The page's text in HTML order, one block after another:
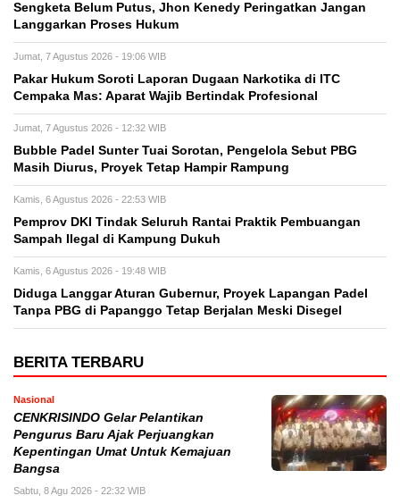
Sengketa Belum Putus, Jhon Kenedy Peringatkan Jangan
Langgarkan Proses Hukum
Jumat, 7 Agustus 2026 - 19:06 WIB
Pakar Hukum Soroti Laporan Dugaan Narkotika di ITC
Cempaka Mas: Aparat Wajib Bertindak Profesional
Jumat, 7 Agustus 2026 - 12:32 WIB
Bubble Padel Sunter Tuai Sorotan, Pengelola Sebut PBG
Masih Diurus, Proyek Tetap Hampir Rampung
Kamis, 6 Agustus 2026 - 22:53 WIB
Pemprov DKI Tindak Seluruh Rantai Praktik Pembuangan
Sampah Ilegal di Kampung Dukuh
Kamis, 6 Agustus 2026 - 19:48 WIB
Diduga Langgar Aturan Gubernur, Proyek Lapangan Padel
Tanpa PBG di Papanggo Tetap Berjalan Meski Disegel
BERITA TERBARU
Nasional
CENKRISINDO Gelar Pelantikan
Pengurus Baru Ajak Perjuangkan
Kepentingan Umat Untuk Kemajuan
Bangsa
Sabtu, 8 Agu 2026 - 22:32 WIB